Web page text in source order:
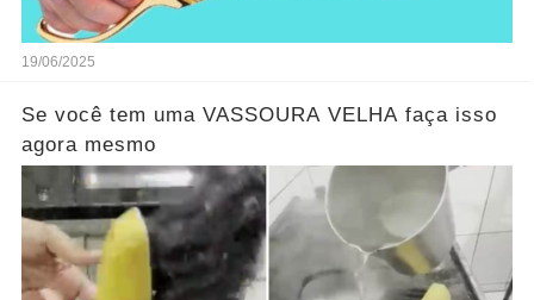
19/06/2025
Se você tem uma VASSOURA VELHA faça isso
agora mesmo